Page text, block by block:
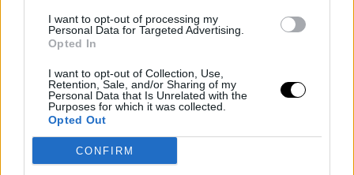
I want to opt-out of processing my
Personal Data for Targeted Advertising.
Opted In
I want to opt-out of Collection, Use,
Retention, Sale, and/or Sharing of my
Personal Data that Is Unrelated with the
Purposes for which it was collected.
Opted Out
CONFIRM
RENAN BARAO SAO
PAULÓBAN CSAP
ÖSSZE ANDRE EWELL-
LEL